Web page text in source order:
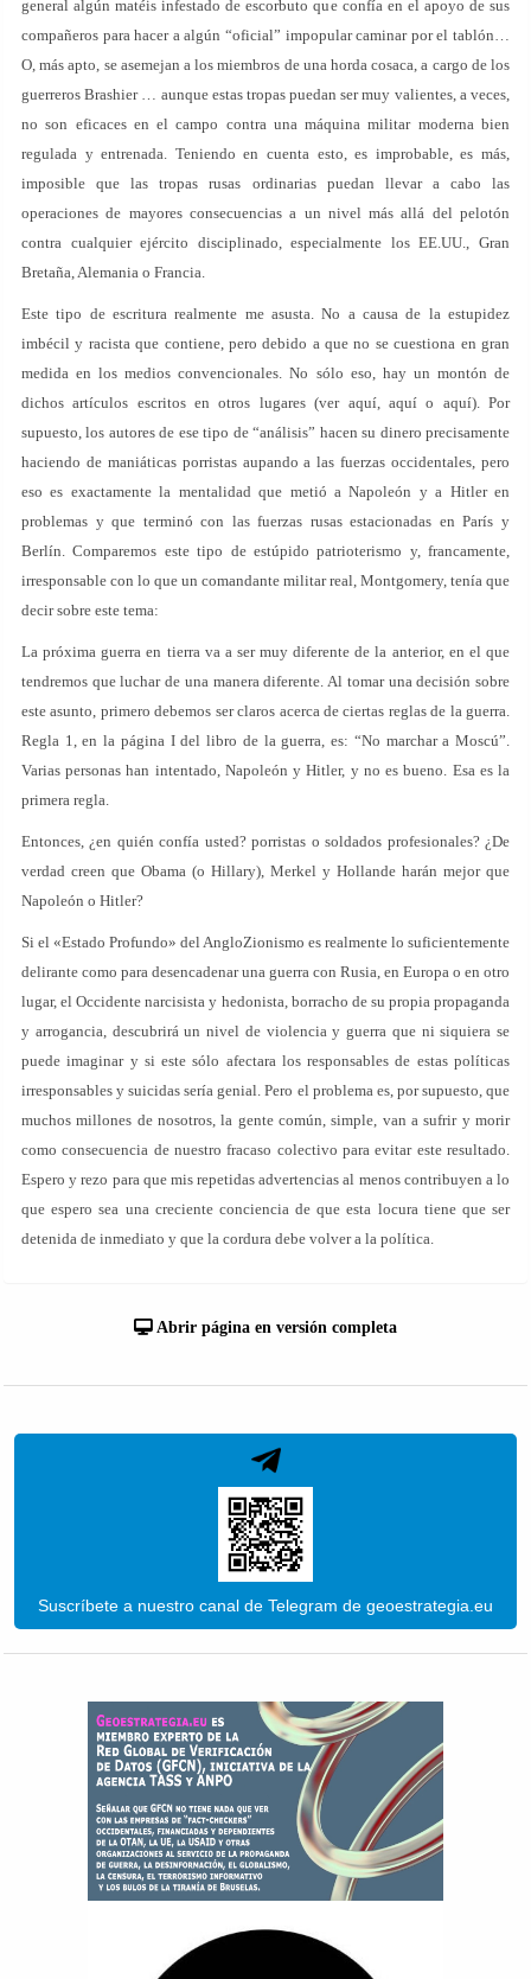
general algún matéis infestado de escorbuto que confía en el apoyo de sus
compañeros para hacer a algún “oficial” impopular caminar por el tablón…
O, más apto, se asemejan a los miembros de una horda cosaca, a cargo de los
guerreros Brashier … aunque estas tropas puedan ser muy valientes, a veces,
no son eficaces en el campo contra una máquina militar moderna bien
regulada y entrenada. Teniendo en cuenta esto, es improbable, es más,
imposible que las tropas rusas ordinarias puedan llevar a cabo las
operaciones de mayores consecuencias a un nivel más allá del pelotón
contra cualquier ejército disciplinado, especialmente los EE.UU., Gran
Bretaña, Alemania o Francia.
Este tipo de escritura realmente me asusta. No a causa de la estupidez
imbécil y racista que contiene, pero debido a que no se cuestiona en gran
medida en los medios convencionales. No sólo eso, hay un montón de
dichos artículos escritos en otros lugares (ver aquí, aquí o aquí). Por
supuesto, los autores de ese tipo de “análisis” hacen su dinero precisamente
haciendo de maniáticas porristas aupando a las fuerzas occidentales, pero
eso es exactamente la mentalidad que metió a Napoleón y a Hitler en
problemas y que terminó con las fuerzas rusas estacionadas en París y
Berlín. Comparemos este tipo de estúpido patrioterismo y, francamente,
irresponsable con lo que un comandante militar real, Montgomery, tenía que
decir sobre este tema:
La próxima guerra en tierra va a ser muy diferente de la anterior, en el que
tendremos que luchar de una manera diferente. Al tomar una decisión sobre
este asunto, primero debemos ser claros acerca de ciertas reglas de la guerra.
Regla 1, en la página I del libro de la guerra, es: “No marchar a Moscú”.
Varias personas han intentado, Napoleón y Hitler, y no es bueno. Esa es la
primera regla.
Entonces, ¿en quién confía usted? porristas o soldados profesionales? ¿De
verdad creen que Obama (o Hillary), Merkel y Hollande harán mejor que
Napoleón o Hitler?
Si el «Estado Profundo» del AngloZionismo es realmente lo suficientemente
delirante como para desencadenar una guerra con Rusia, en Europa o en otro
lugar, el Occidente narcisista y hedonista, borracho de su propia propaganda
y arrogancia, descubrirá un nivel de violencia y guerra que ni siquiera se
puede imaginar y si este sólo afectara los responsables de estas políticas
irresponsables y suicidas sería genial. Pero el problema es, por supuesto, que
muchos millones de nosotros, la gente común, simple, van a sufrir y morir
como consecuencia de nuestro fracaso colectivo para evitar este resultado.
Espero y rezo para que mis repetidas advertencias al menos contribuyen a lo
que espero sea una creciente conciencia de que esta locura tiene que ser
detenida de inmediato y que la cordura debe volver a la política.
Abrir página en versión completa
Suscríbete a nuestro canal de Telegram de geoestrategia.eu